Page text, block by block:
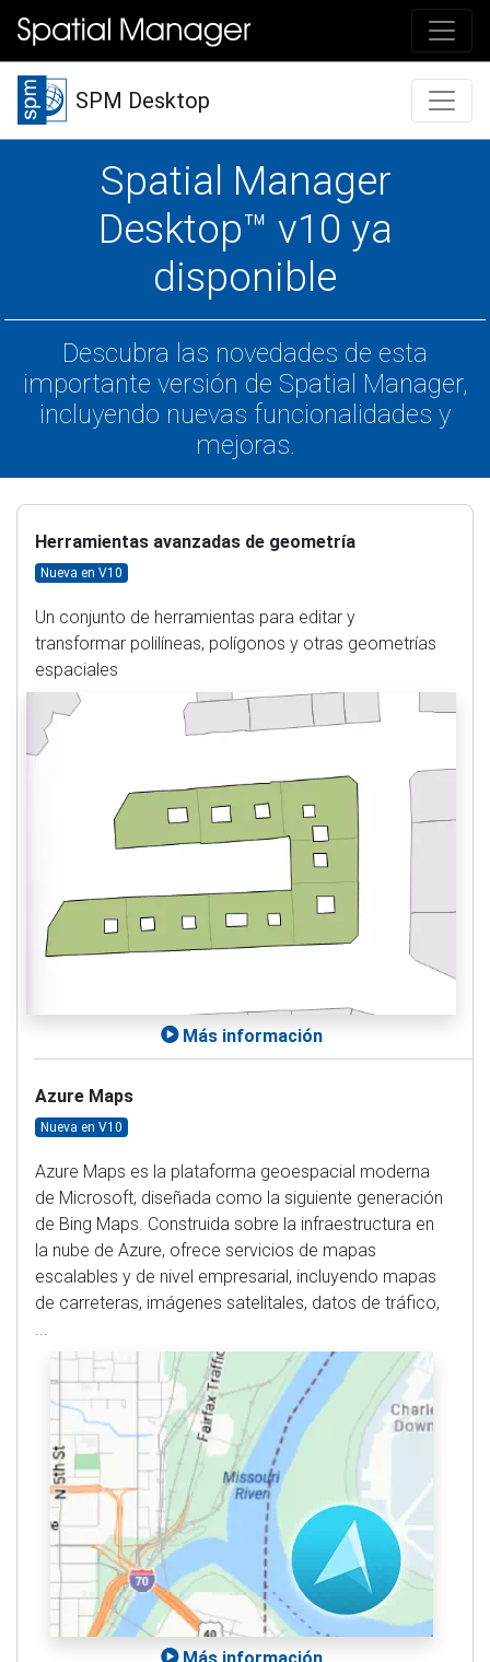
SPM Desktop
Spatial Manager
Desktop™ v10 ya
disponible
Descubra las novedades de esta
importante versión de Spatial Manager,
incluyendo nuevas funcionalidades y
mejoras.
Herramientas avanzadas de geometría
Nueva en V10
Un conjunto de herramientas para editar y
transformar polilíneas, polígonos y otras geometrías
espaciales
Más información
Azure Maps
Nueva en V10
Azure Maps es la plataforma geoespacial moderna
de Microsoft, diseñada como la siguiente generación
de Bing Maps. Construida sobre la infraestructura en
la nube de Azure, ofrece servicios de mapas
escalables y de nivel empresarial, incluyendo mapas
de carreteras, imágenes satelitales, datos de tráfico,
...